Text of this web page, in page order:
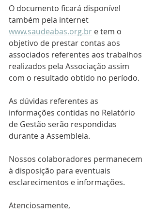
O documento ficará disponível
também pela internet
www.saudeabas.org.br e tem o
objetivo de prestar contas aos
associados referentes aos trabalhos
realizados pela Associação assim
com o resultado obtido no período.
As dúvidas referentes as
informações contidas no Relatório
de Gestão serão respondidas
durante a Assembleia.
Nossos colaboradores permanecem
à disposição para eventuais
esclarecimentos e informações.
Atenciosamente,